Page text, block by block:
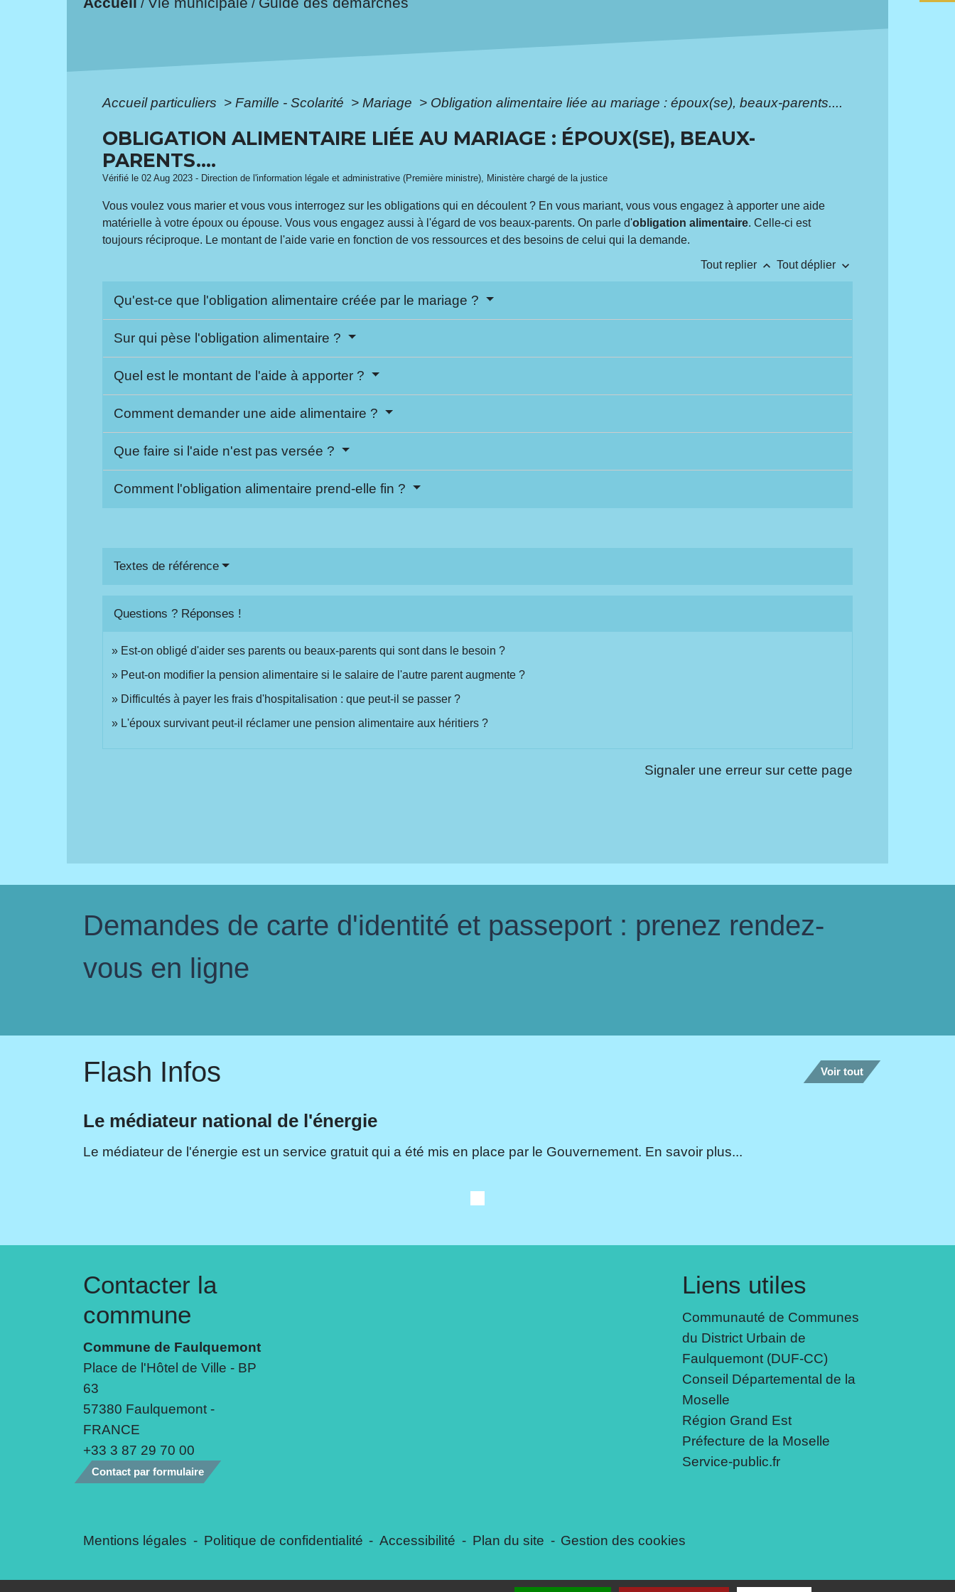
/ /
Accueil particuliers > Famille - Scolarité > Mariage > Obligation alimentaire liée au mariage : époux(se), beaux-parents....
OBLIGATION ALIMENTAIRE LIÉE AU MARIAGE : ÉPOUX(SE), BEAUX-
PARENTS....
Vérifié le 02 Aug 2023 - Direction de l'information légale et administrative (Première ministre), Ministère chargé de la justice
Vous voulez vous marier et vous vous interrogez sur les obligations qui en découlent ? En vous mariant, vous vous engagez à apporter une aide
matérielle à votre époux ou épouse. Vous vous engagez aussi à l'égard de vos beaux-parents. On parle d'obligation alimentaire. Celle-ci est
toujours réciproque. Le montant de l'aide varie en fonction de vos ressources et des besoins de celui qui la demande.
Tout replier keyboard_arrow_up Tout déplier keyboard_arrow_down
Qu'est-ce que l'obligation alimentaire créée par le mariage ?
Sur qui pèse l'obligation alimentaire ?
Quel est le montant de l'aide à apporter ?
Comment demander une aide alimentaire ?
Que faire si l'aide n'est pas versée ?
Comment l'obligation alimentaire prend-elle fin ?
Textes de référence
Questions ? Réponses !
Est-on obligé d'aider ses parents ou beaux-parents qui sont dans le besoin ?
Peut-on modifier la pension alimentaire si le salaire de l'autre parent augmente ?
Difficultés à payer les frais d'hospitalisation : que peut-il se passer ?
L'époux survivant peut-il réclamer une pension alimentaire aux héritiers ?
Signaler une erreur sur cette page
Demandes de carte d'identité et passeport : prenez rendez-
vous en ligne
Flash Infos Voir tout
Le médiateur national de l'énergie
Le médiateur de l'énergie est un service gratuit qui a été mis en place par le Gouvernement. En savoir plus...
Contacter la
commune
Commune de Faulquemont
Place de l'Hôtel de Ville - BP
63
57380 Faulquemont -
FRANCE
+33 3 87 29 70 00
Contact par formulaire
Liens utiles
Communauté de Communes
du District Urbain de
Faulquemont (DUF-CC)
Conseil Départemental de la
Moselle
Région Grand Est
Préfecture de la Moselle
Service-public.fr
Mentions légales - Politique de confidentialité - Accessibilité - Plan du site - Gestion des cookies